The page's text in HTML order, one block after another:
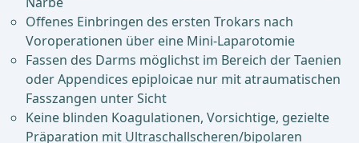
Offenes Einbringen des ersten Trokars nach
Voroperationen über eine Mini-Laparotomie
Fassen des Darms möglichst im Bereich der Taenien
oder Appendices epiploicae nur mit atraumatischen
Fasszangen unter Sicht
Keine blinden Koagulationen, Vorsichtige, gezielte
Präparation mit Ultraschallscheren/bipolaren